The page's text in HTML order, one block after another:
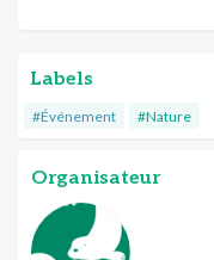
Labels
#Événement #Nature
Organisateur